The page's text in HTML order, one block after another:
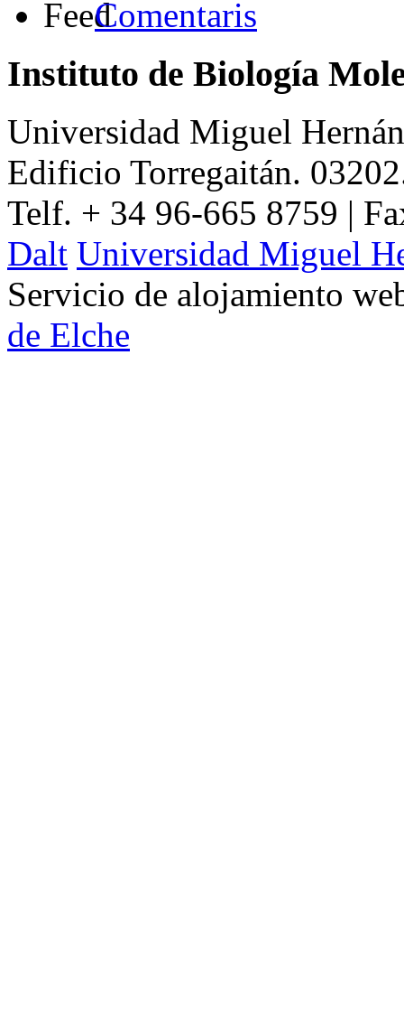
Comentaris
Instituto de Biología
Universidad Miguel
Edificio Torregaitán.
Telf. + 34 96-665 8759 |
Dalt Universidad Miguel
Servicio de alojamiento
de Elche